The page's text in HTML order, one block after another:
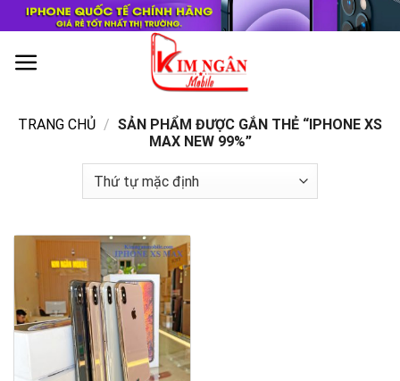
Skip
to
content
TRANG CHỦ / SẢN PHẨM ĐƯỢC GẮN THẺ “IPHONE XS
MAX NEW 99%”